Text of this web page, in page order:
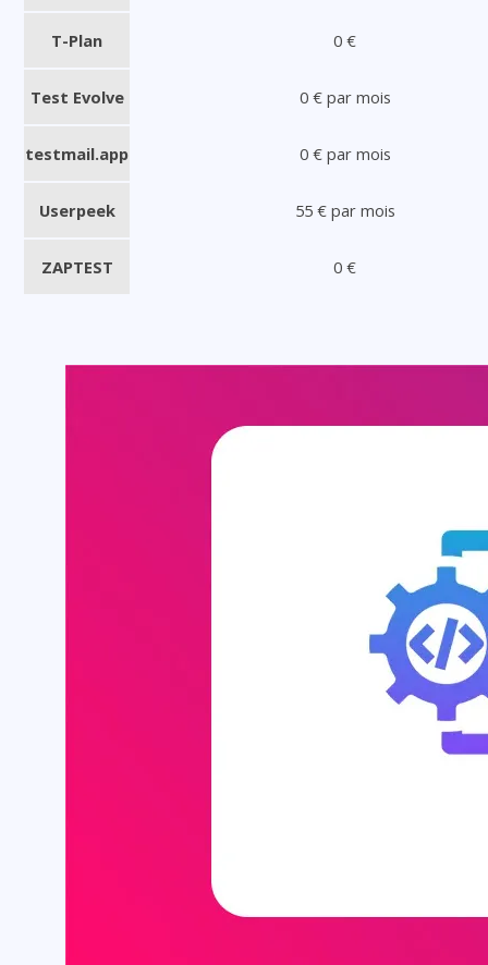
T-Plan 0 €
Test Evolve 0 € par mois
testmail.app 0 € par mois
Userpeek 55 € par mois
ZAPTEST 0 €